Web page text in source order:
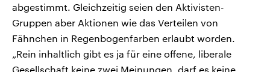
abgestimmt. Gleichzeitig seien den Aktivisten-
Gruppen aber Aktionen wie das Verteilen von
Fähnchen in Regenbogenfarben erlaubt worden.
„Rein inhaltlich gibt es ja für eine offene, liberale
Gesellschaft keine zwei Meinungen, darf es keine